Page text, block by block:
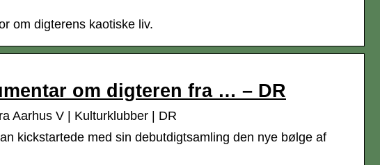
om digterens kaotiske liv.
om digteren fra … – DR
Aarhus V | Kulturklubber | DR
kickstartede med sin debutdigtsamling den nye bølge af